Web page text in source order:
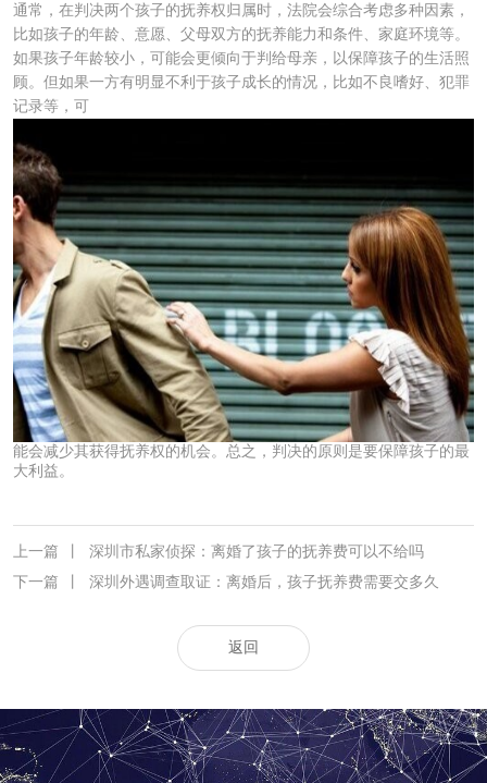
通常，在判决两个孩子的抚养权归属时，法院会综合考虑多种因素，
比如孩子的年龄、意愿、父母双方的抚养能力和条件、家庭环境等。
如果孩子年龄较小，可能会更倾向于判给母亲，以保障孩子的生活照
顾。但如果一方有明显不利于孩子成长的情况，比如不良嗜好、犯罪
记录等，可
能会减少其获得抚养权的机会。总之，判决的原则是要保障孩子的最
大利益。
上一篇
深圳市私家侦探：离婚了孩子的抚养费可以不给吗
下一篇
深圳外遇调查取证：离婚后，孩子抚养费需要交多久
返回